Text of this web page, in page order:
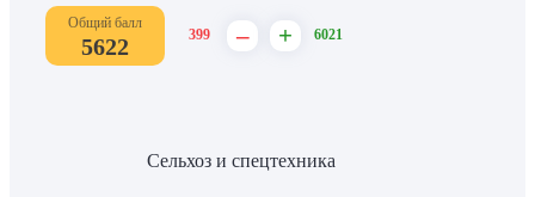
Общий балл
5622 399 – + 6021
Сельхоз и спецтехника